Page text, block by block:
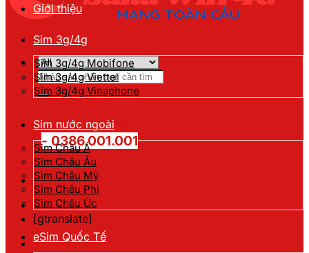
Tìm
kiếm:
Hotline đặt hàng
- 0386.001.001
[gtranslate]
Giới thiệu
Sim 3g/4g
Sim 3g/4g Mobifone
Sim 3g/4g Viettel
Sim 3g/4g Vinaphone
Sim nước ngoài
Sim Châu Á
Sim Châu Âu
Sim Châu Mỹ
Sim Châu Phi
Sim Châu Úc
eSim Quốc Tế